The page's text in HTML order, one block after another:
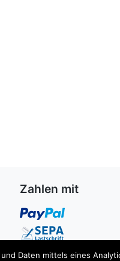
Zahlen mit
Daten mittels eines